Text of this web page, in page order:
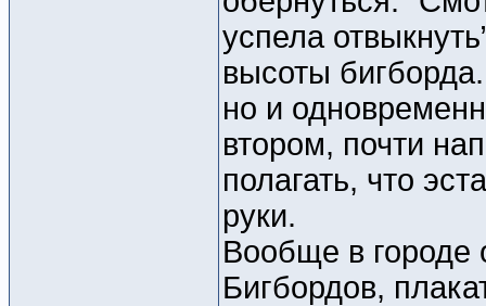
успела
высоты
но и
втором, почти
полагать, что
руки.
Вообще в городе
Бигбордов,